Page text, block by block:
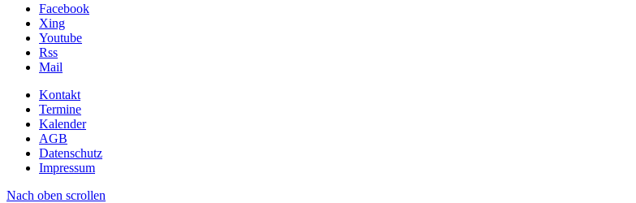
Facebook
Xing
Youtube
Rss
Mail
Kontakt
Termine
Kalender
AGB
Datenschutz
Impressum
Nach oben scrollen